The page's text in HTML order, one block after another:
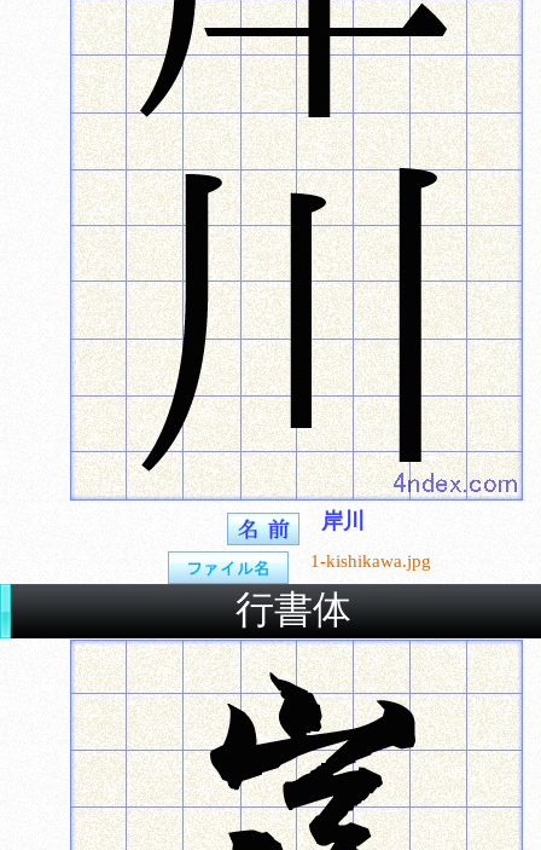
岸川
1-kishikawa.jpg
行書体